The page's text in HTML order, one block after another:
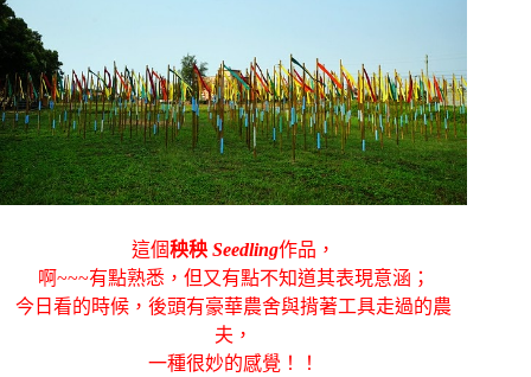
這個秧秧Seedling作品，
啊~~~有點熟悉，但又有點不知道其表現意涵；
今日看的時候，後頭有豪華農舍與揹著工具走過的農
夫，
一種很妙的感覺！！